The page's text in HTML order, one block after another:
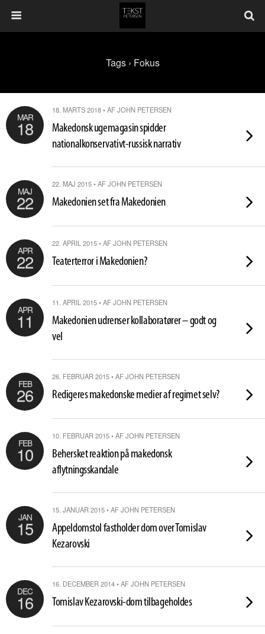
Tags › Fokus
MAR
18
18. MARTS 2018 • AF JOHN PETERSEN
Makedonsk ugemagasin spidder
nationalkonservativt-russisk narrativ
MAJ
22
22. MAJ 2015 • AF JOHN PETERSEN
Makedonien set fra Makedonien
APR
22
22. APRIL 2015 • AF JOHN PETERSEN
Teaterterror i Makedonien?
APR
11
11. APRIL 2015 • AF JOHN PETERSEN
Makedonien udrenser kollaboratører – godt og
vel
FEB
26
26. FEBRUAR 2015 • AF JOHN PETERSEN
Redigeres makedonske medier af regimet selv?
FEB
10
10. FEBRUAR 2015 • AF JOHN PETERSEN
Behersket reaktion på makedonsk
aflytningsskandale
JAN
15
15. JANUAR 2015 • AF JOHN PETERSEN
Appeldomstol fastholder dom over Tomislav
Kezarovski
DEC
16
16. DECEMBER 2014 • AF JOHN PETERSEN
Tomislav Kezarovski-dom tilbageholdes